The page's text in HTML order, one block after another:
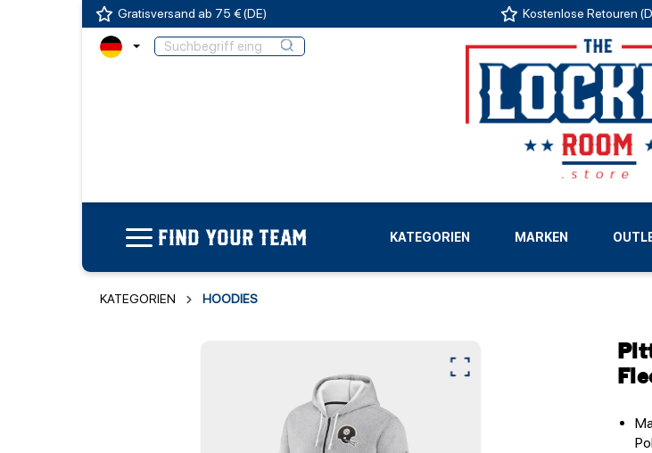
Gratisversand ab 75 € (DE) Kostenlose Retouren
FIND YOUR TEAM KATEGORIEN MARKEN
LIGEN
KATEGORIEN HOODIES